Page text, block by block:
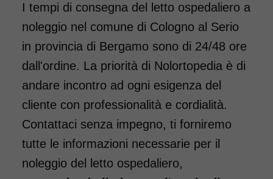
I tempi di consegna del letto ospedaliero a
noleggio nel comune di Cologno al Serio
in provincia di Bergamo sono di 24/48 ore
dall'ordine. La priorità di Nolortopedia è di
andare incontro ad ogni esigenza del
cliente con professionalità e cordialità.
Contattaci senza impegno, ti forniremo
tutte le informazioni necessarie per il
noleggio del letto ospedaliero,